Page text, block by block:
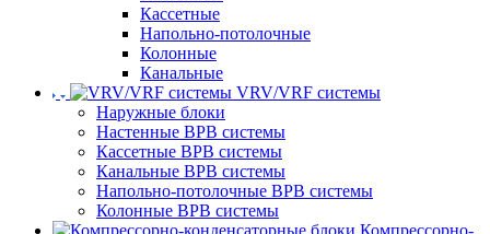
Кассетные
Напольно-потолочные
Колонные
Канальные
VRV/VRF системы
Наружные блоки
Настенные ВРВ системы
Кассетные ВРВ системы
Канальные ВРВ системы
Напольно-потолочные ВРВ системы
Колонные ВРВ системы
Компрессорно-